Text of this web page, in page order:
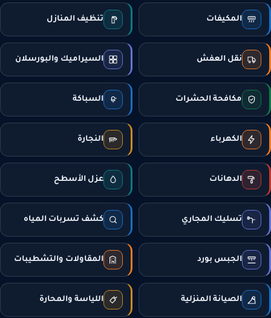
المكيفات تنظيف المنازل
نقل العفش السيراميك والبورسلان
مكافحة الحشرات السباكة
الكهرباء النجارة
الدهانات عزل الأسطح
تسليك المجاري كشف تسربات المياه
الجبس بورد المقاولات والتشطيبات
الصيانة المنزلية اللياسة والمحارة